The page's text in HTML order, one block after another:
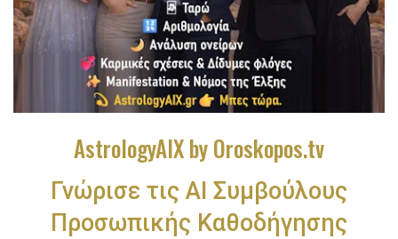
AstrologyAIX by Oroskopos.tv
Γνώρισε τις ΑΙ Συμβούλους
Προσωπικής Καθοδήγησης